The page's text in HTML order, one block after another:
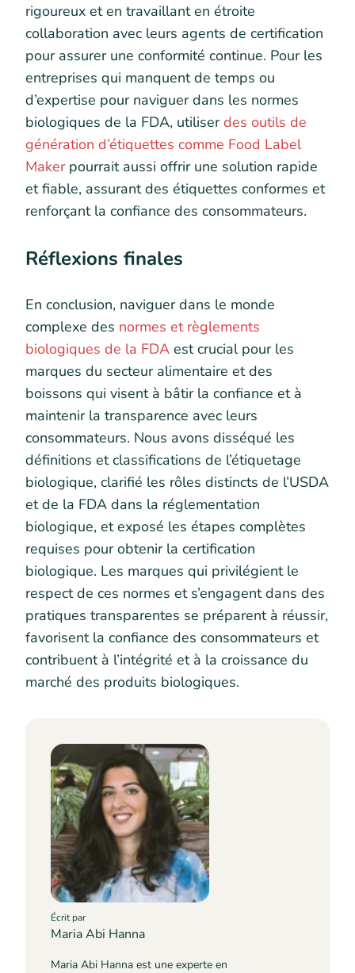
rigoureux et en travaillant en étroite
collaboration avec leurs agents de certification
pour assurer une conformité continue. Pour les
entreprises qui manquent de temps ou
d’expertise pour naviguer dans les normes
biologiques de la FDA, utiliserdes outils de
génération d’étiquettes comme Food Label
Maker pourrait aussi offrir une solution rapide
et fiable, assurant des étiquettes conformes et
renforçant la confiance des consommateurs.
Réflexions finales
En conclusion, naviguer dans le monde
complexe des normes et règlements
biologiques de la FDA est crucial pour les
marques du secteur alimentaire et des
boissons qui visent à bâtir la confiance et à
maintenir la transparence avec leurs
consommateurs. Nous avons disséqué les
définitions et classifications de l’étiquetage
biologique, clarifié les rôles distincts de l’USDA
et de la FDA dans la réglementation
biologique, et exposé les étapes complètes
requises pour obtenir la certification
biologique. Les marques qui privilégient le
respect de ces normes et s’engagent dans des
pratiques transparentes se préparent à réussir,
favorisent la confiance des consommateurs et
contribuent à l’intégrité et à la croissance du
marché des produits biologiques.
Écrit par
Maria Abi Hanna
Maria Abi Hanna est une experte en